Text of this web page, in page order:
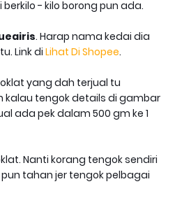
- kilo borong pun ada.
. Harap nama kedai dia
Link di Lihat Di Shopee.
yang dah terjual tu
kalau tengok details di gambar
ada pek dalam 500 gm ke 1
Nanti korang tengok sendiri
pun tahan jer tengok pelbagai